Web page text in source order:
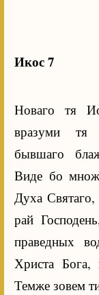
Икос 7
Новаго тя
вразуми тя
бывшаго
Виде бо
Духа
рай
праведных
Христа
Темже зовем